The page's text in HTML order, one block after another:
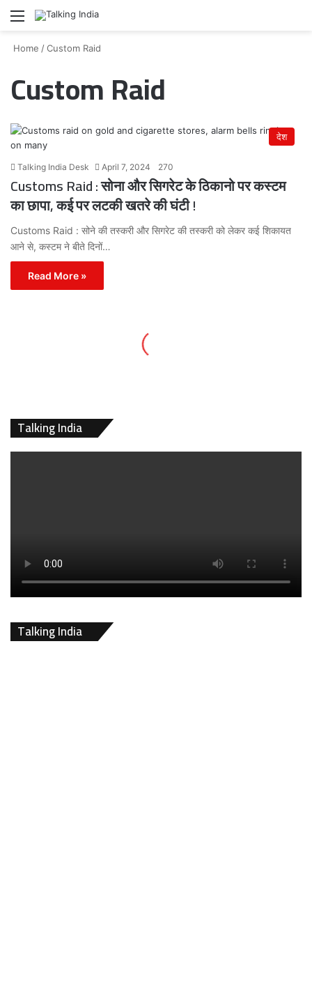
Menu
Home /Custom Raid
Custom Raid
देश
Talking India Desk April 7, 2024 270
Customs Raid : सोना और सिगरेट के ठिकानो पर कस्टम
का छापा, कई पर लटकी खतरे की घंटी !
Customs Raid : सोने की तस्करी और सिगरेट की तस्करी को लेकर कई शिकायत
आने से, कस्टम ने बीते दिनों…
Read More »
Talking India
Talking India